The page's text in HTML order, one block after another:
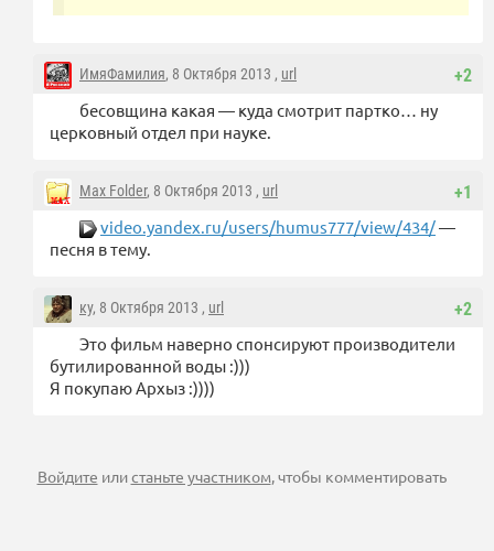
+2
ИмяФамилия, 8 Октября 2013 , url
бесовщина какая — куда смотрит партко… ну
церковный отдел при науке.
+1
Max Folder, 8 Октября 2013 , url
video.yandex.ru/users/humus777/view/434/—
песня в тему.
+2
ку, 8 Октября 2013 , url
Это фильм наверно спонсируют производители
бутилированной воды :)))
Я покупаю Архыз :))))
Войдите илистаньте участником, чтобы комментировать